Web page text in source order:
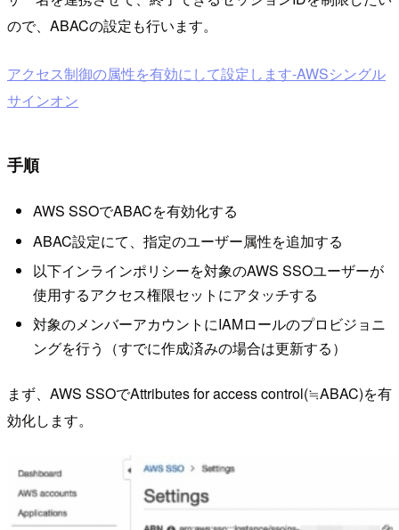
ので、ABACの設定も行います。
アクセス制御の属性を有効にして設定します-AWSシングル
サインオン
手順
AWS SSOでABACを有効化する
ABAC設定にて、指定のユーザー属性を追加する
以下インラインポリシーを対象のAWS SSOユーザーが
使用するアクセス権限セットにアタッチする
対象のメンバーアカウントにIAMロールのプロビジョニ
ングを行う（すでに作成済みの場合は更新する）
まず、AWS SSOでAttributes for access control(≒ABAC)を有
効化します。